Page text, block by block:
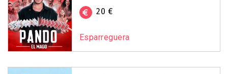
20 €
Esparreguera